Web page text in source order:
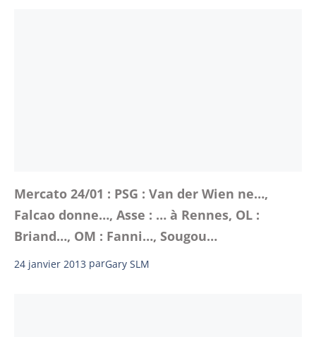
Mercato 24/01 : PSG : Van der Wien ne…,
Falcao donne…, Asse : … à Rennes, OL :
Briand…, OM : Fanni…, Sougou…
24 janvier 2013 parGary SLM